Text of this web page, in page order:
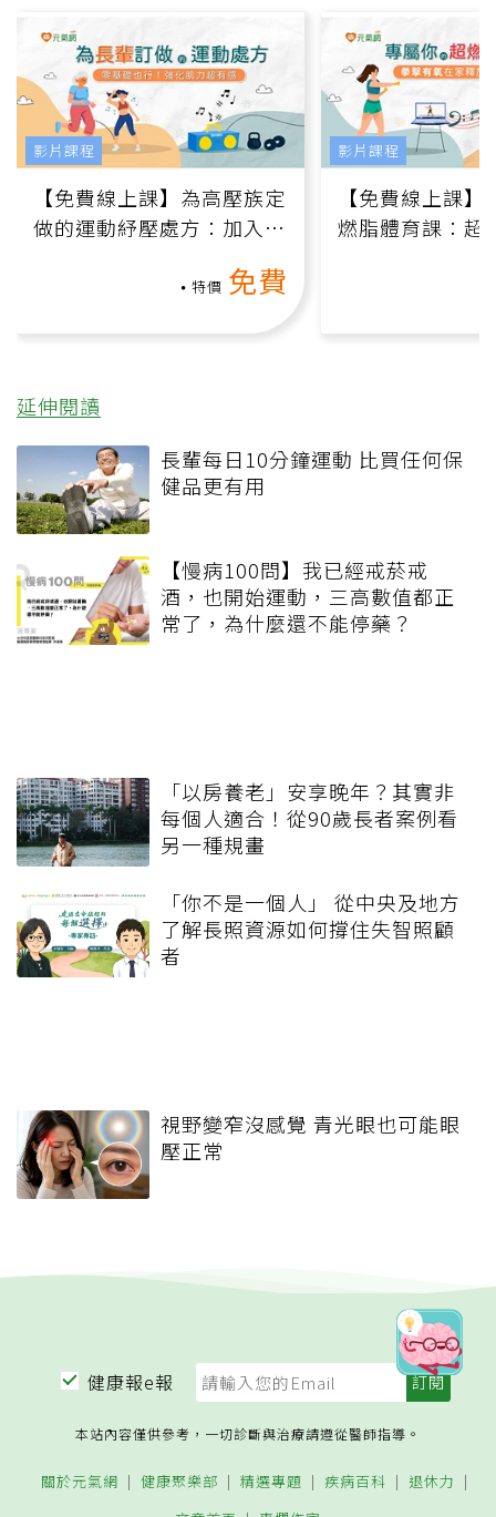
【免費線上課】為高壓族定
做的運動紓壓處方：加入行
特價 免費
影片課程
【免費線上課
燃脂體育課：超
影片課程
延伸閱讀
長輩每日10分鐘運動 比買任何保
健品更有用
【慢病100問】我已經戒菸戒
酒，也開始運動，三高數值都正
常了，為什麼還不能停藥？
「以房養老」安享晚年？其實非
每個人適合！從90歲長者案例看
另一種規畫
「你不是一個人」 從中央及地方
了解長照資源如何撐住失智照顧
者
視野變窄沒感覺 青光眼也可能眼
壓正常
健康報e報
本站內容僅供參考，一切診斷與治療請遵從醫師指導。
關於元氣網 健康聚樂部 精選專題 疾病百科
退休力